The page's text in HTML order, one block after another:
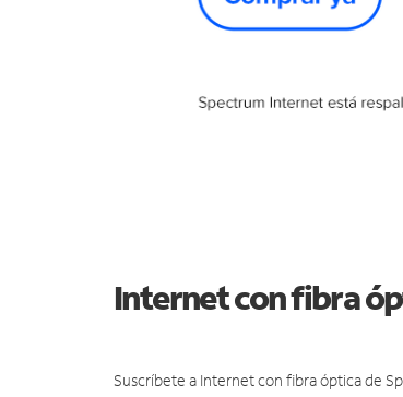
Internet con fibra
Suscríbete a Internet con fibra óptica de